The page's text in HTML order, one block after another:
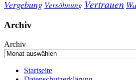
Vergebung Versöhnung Vertrauen
Archiv
Archiv
Startseite